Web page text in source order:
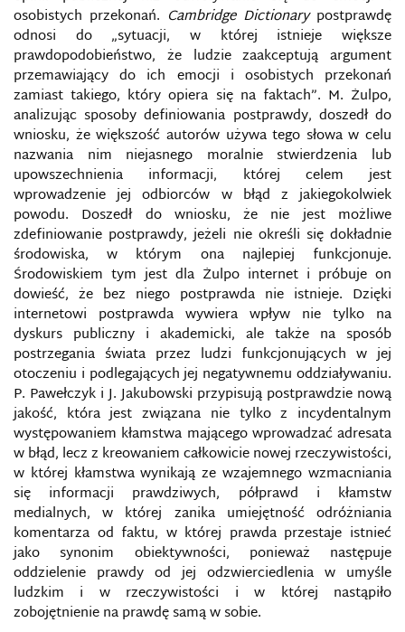
osobistych przekonań. Cambridge Dictionarypostprawdę
odnosi do „sytuacji, w której istnieje większe
prawdopodobieństwo, że ludzie zaakceptują argument
przemawiający do ich emocji i osobistych przekonań
zamiast takiego, który opiera się na faktach”. M. Żulpo,
analizując sposoby definiowania postprawdy, doszedł do
wniosku, że większość autorów używa tego słowa w celu
nazwania nim niejasnego moralnie stwierdzenia lub
upowszechnienia informacji, której celem jest
wprowadzenie jej odbiorców w błąd z jakiegokolwiek
powodu. Doszedł do wniosku, że nie jest możliwe
zdefiniowanie postprawdy, jeżeli nie określi się dokładnie
środowiska, w którym ona najlepiej funkcjonuje.
Środowiskiem tym jest dla Żulpo internet i próbuje on
dowieść, że bez niego postprawda nie istnieje. Dzięki
internetowi postprawda wywiera wpływ nie tylko na
dyskurs publiczny i akademicki, ale także na sposób
postrzegania świata przez ludzi funkcjonujących w jej
otoczeniu i podlegających jej negatywnemu oddziaływaniu.
P. Pawełczyk i J. Jakubowski przypisują postprawdzie nową
jakość, która jest związana nie tylko z incydentalnym
występowaniem kłamstwa mającego wprowadzać adresata
w błąd, lecz z kreowaniem całkowicie nowej rzeczywistości,
w której kłamstwa wynikają ze wzajemnego wzmacniania
się informacji prawdziwych, półprawd i kłamstw
medialnych, w której zanika umiejętność odróżniania
komentarza od faktu, w której prawda przestaje istnieć
jako synonim obiektywności, ponieważ następuje
oddzielenie prawdy od jej odzwierciedlenia w umyśle
ludzkim i w rzeczywistości i w której nastąpiło
zobojętnienie na prawdę samą w sobie.
DRONY ROZPOZNAWCZE
E-BEZPIECZEŃSTWO
E-DŻIHAD
ECHO CHAMBER
EDUKACJA DLA BEZPIECZEŃSTWA W SIECI
EDUKACJA I KULTURA JAKO ŚRODKI WOJNY
INFORMACYJNEJ FR
EKOLOGIA INFORMACJI
ELFY PRZECIWKO ROSYJSKIM INTERNETOWYM
TROLLOM
EUROPEJSKA AGENCJA BEZPIECZEŃSTWA SIECI I
INFORMACJI
EUVSDISINFO
FACEBOOK
FAKE NEWS
FAKEAPP